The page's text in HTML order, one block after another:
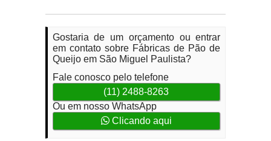
Gostaria de um orçamento ou entrar
em contato sobre Fábricas de Pão de
Queijo em São Miguel Paulista?
Fale conosco pelo telefone
(11) 2488-8263
Ou em nosso WhatsApp
Clicando aqui